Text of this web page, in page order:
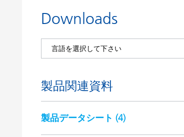
Downloads
製品関連資料
製品データシート (4)